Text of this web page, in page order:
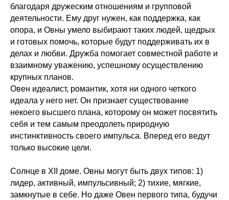
благодаря дружеским отношениям и групповой
деятельности. Ему друг нужен, как поддержка, как
опора, и Овны умело выбирают таких людей, щедрых
и готовых помочь, которые будут поддерживать их в
делах и любви. Дружба помогает совместной работе и
взаимному уважению, успешному осуществлению
крупных планов.
Овен идеалист, романтик, хотя ни одного четкого
идеала у него нет. Он признает существование
некоего высшего плана, которому он может посвятить
себя и тем самым преодолеть природную
инстинктивность своего импульса. Вперед его ведут
только высокие цели.
Солнце в XII доме. Овны могут быть двух типов: 1)
лидер, активный, импульсивный; 2) тихие, мягкие,
замкнутые в себе. Но даже Овен первого типа, будучи